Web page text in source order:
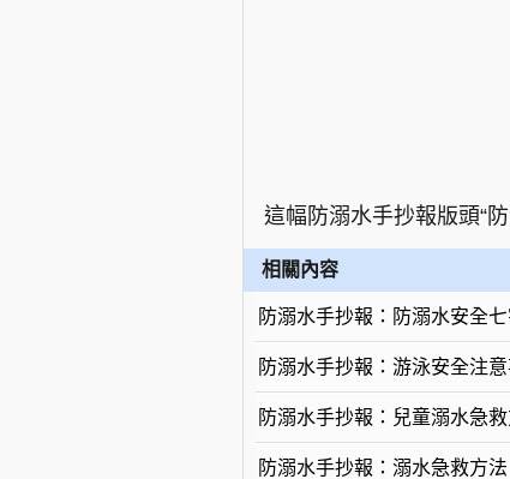
這幅防溺水手抄報版頭“
相關內容
防溺水手抄報：防溺水安全
防溺水手抄報：游泳安全注
防溺水手抄報：兒童溺水急
防溺水手抄報：溺水急救方法